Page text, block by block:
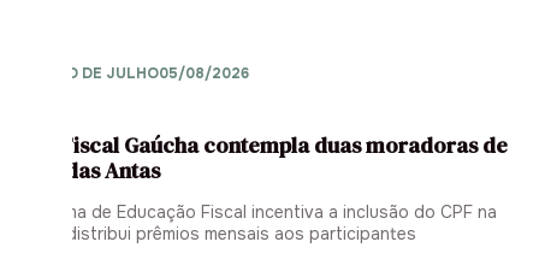
SORTEIO DE JULHO05/08/2026
Nota Fiscal Gaúcha contempla duas moradoras de
Poço das Antas
Programa de Educação Fiscal incentiva a inclusão do CPF na
nota e distribui prêmios mensais aos participantes